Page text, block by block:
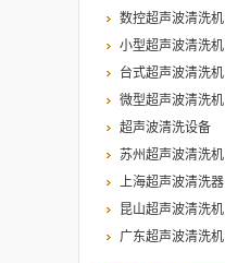
数控超声波清洗机
小型超声波清洗机
台式超声波清洗机
微型超声波清洗机
超声波清洗设备
苏州超声波清洗机
上海超声波清洗器
昆山超声波清洗机
广东超声波清洗机